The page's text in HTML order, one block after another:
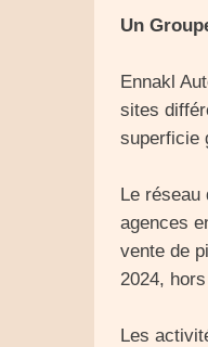
Un
Ennakl
sites
superficie
Le réseau
agences
vente de
2024,
Les